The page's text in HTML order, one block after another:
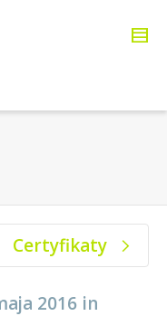
Certyfikaty
2016 in